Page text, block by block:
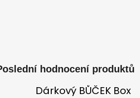
hodnocení produktů
Dárkový BŮČEK Box